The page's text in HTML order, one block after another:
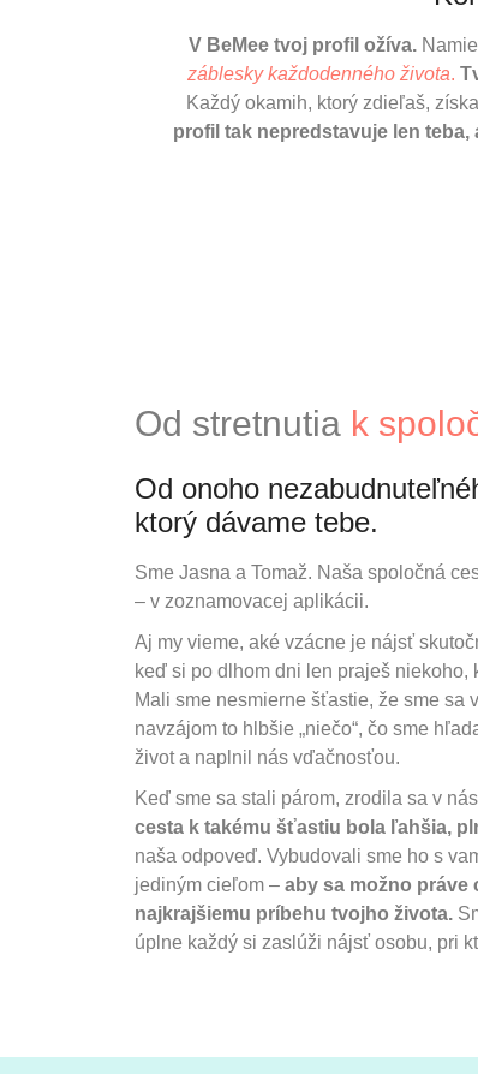
V BeMee tvoj profil ožíva.
záblesky každodenného života.
Každý okamih, ktorý zdieľaš,
profil tak nepredstavuje len
Od stretnutia k
Od onoho
ktorý dávame tebe.
Sme Jasna a Tomaž. Naša spoločná
– v zoznamovacej aplikácii.
Aj my vieme, aké vzácne je nájsť
keď si po dlhom dni len praješ niekoho,
Mali sme nesmierne šťastie, že sme sa
navzájom to hlbšie „niečo“, čo sme
život a naplnil nás vďačnosťou.
Keď sme sa stali párom, zrodila sa v
cesta k takému šťastiu bola ľahšia,
naša odpoveď. Vybudovali sme ho s
jediným cieľom – aby sa možno práve
najkrajšiemu príbehu tvojho života.
úplne každý si zaslúži nájsť osobu, pri